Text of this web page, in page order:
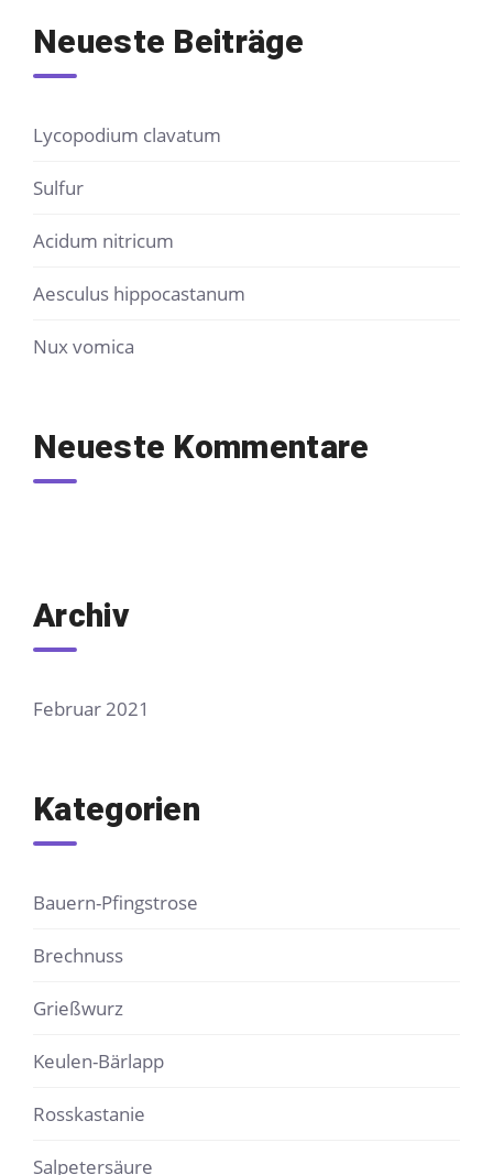
Neueste Beiträge
Lycopodium clavatum
Sulfur
Acidum nitricum
Aesculus hippocastanum
Nux vomica
Neueste Kommentare
Archiv
Februar 2021
Kategorien
Bauern-Pfingstrose
Brechnuss
Grießwurz
Keulen-Bärlapp
Rosskastanie
Salpetersäure